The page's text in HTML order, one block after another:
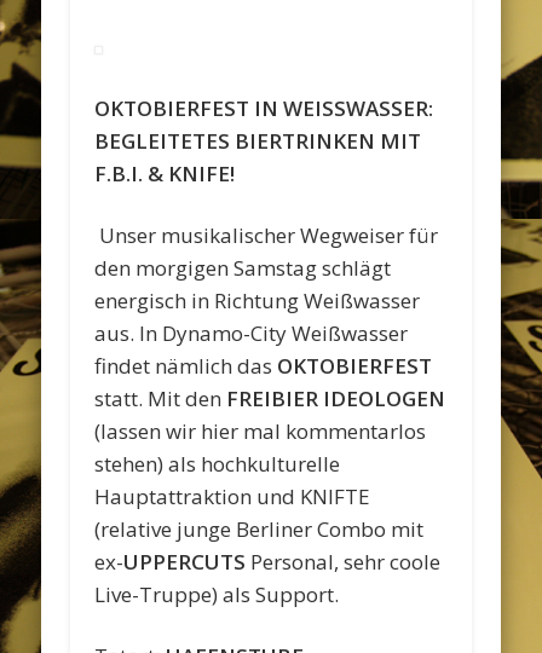
OKTOBIERFEST IN WEISSWASSER:
BEGLEITETES BIERTRINKEN MIT
F.B.I. & KNIFE!
Unser musikalischer Wegweiser für
den morgigen Samstag schlägt
energisch in Richtung Weißwasser
aus. In Dynamo-City Weißwasser
findet nämlich das OKTOBIERFEST
statt. Mit den FREIBIER IDEOLOGEN
(lassen wir hier mal kommentarlos
stehen) als hochkulturelle
Hauptattraktion und KNIFTE
(relative junge Berliner Combo mit
ex-UPPERCUTS Personal, sehr coole
Live-Truppe) als Support.